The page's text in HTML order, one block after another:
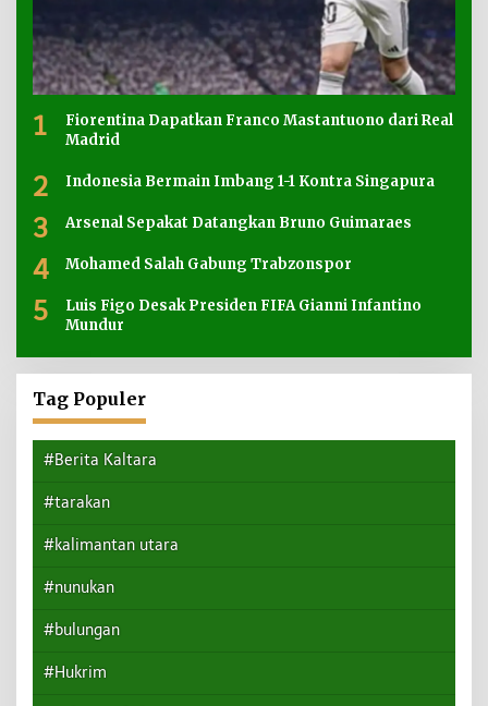
1
Fiorentina Dapatkan Franco Mastantuono dari Real
Madrid
2 Indonesia Bermain Imbang 1-1 Kontra Singapura
3 Arsenal Sepakat Datangkan Bruno Guimaraes
4 Mohamed Salah Gabung Trabzonspor
5
Luis Figo Desak Presiden FIFA Gianni Infantino
Mundur
Tag Populer
#Berita Kaltara
#tarakan
#kalimantan utara
#nunukan
#bulungan
#Hukrim